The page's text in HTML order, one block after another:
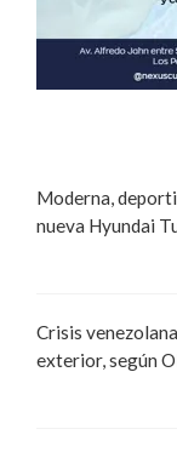
Moderna,
nueva Hyundai
Crisis
exterior, según